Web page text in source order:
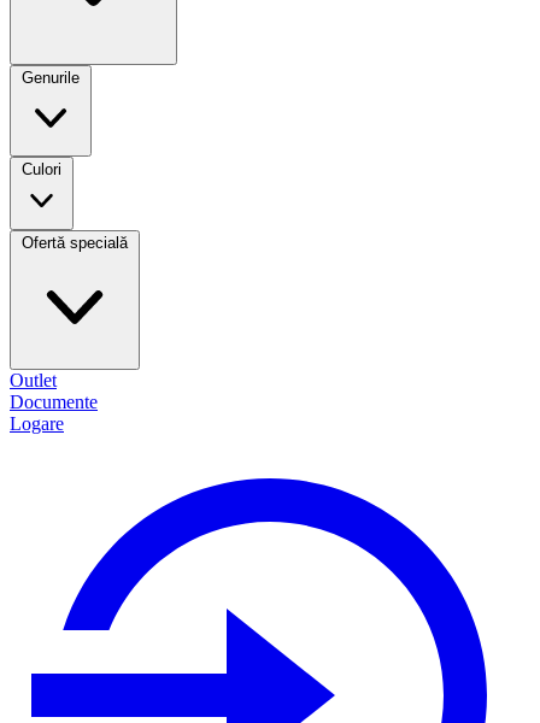
Genurile
Culori
Ofertă specială
Outlet
Documente
Logare